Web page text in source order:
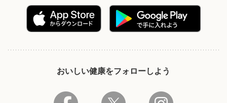
おいしい健康をフォローしよう